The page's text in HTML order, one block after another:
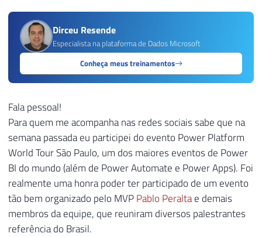
Dirceu Resende
Especialista na plataforma de Dados Microsoft
Conheça meus treinamentos
Fala pessoal!
Para quem me acompanha nas redes sociais sabe que na
semana passada eu participei do evento Power Platform
World Tour São Paulo, um dos maiores eventos de Power
BI do mundo (além de Power Automate e Power Apps). Foi
realmente uma honra poder ter participado de um evento
tão bem organizado pelo MVPPablo Peraltae demais
membros da equipe, que reuniram diversos palestrantes
referência do Brasil.